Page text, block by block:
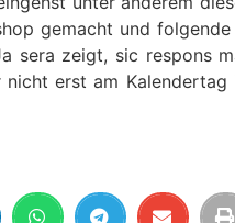
gemacht und
sera zeigt, sic respons
erst am